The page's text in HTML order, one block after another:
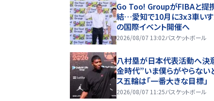
Go Too! GroupがFIBAと提
結…愛知で10月に3x3車い
の国際イベント開催へ
2026/08/07 13:02バスケットボール
八村塁が日本代表活動へ決
金時代”いま僕らがやらない
ス五輪は「一番大きな目標」
2026/08/07 11:25バスケットボール